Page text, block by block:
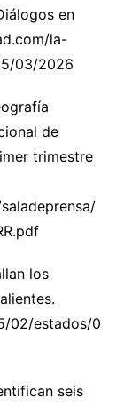
en
la-
03/2026
de
trimestre
los
02/estados/0
seis